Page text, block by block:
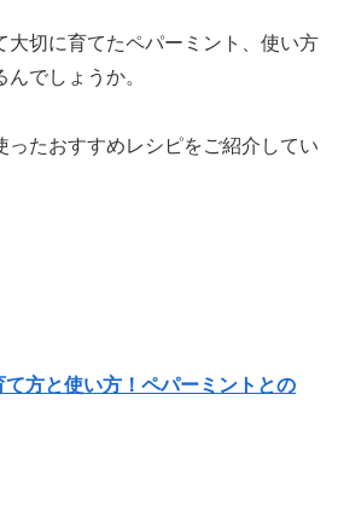
大切に育てたペパーミント、使い方
でしょうか。
ったおすすめレシピをご紹介してい
て方と使い方！ペパーミントとの